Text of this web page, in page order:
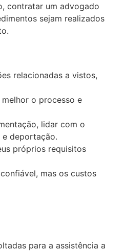
contratar um advogado
sejam realizados
relacionadas a vistos,
o processo e
lidar com o
e deportação.
próprios requisitos
mas os custos
para a assistência a